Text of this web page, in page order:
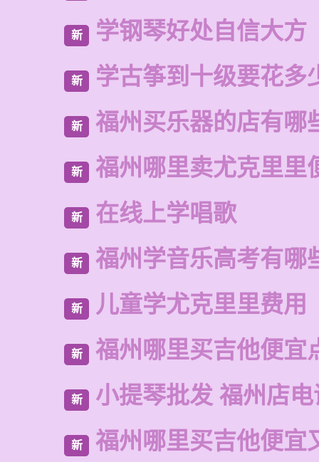
新 学钢琴好处自信大方
新 学古筝到十级要花多
新 福州买乐器的店有哪
新 福州哪里卖尤克里里
新 在线上学唱歌
新 福州学音乐高考有哪
新 儿童学尤克里里费用
新 福州哪里买吉他便宜
新 小提琴批发 福州店
新 福州哪里买吉他便宜